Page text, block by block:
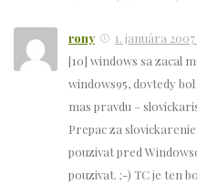
rony
1. januára 2007
[10] windows sa zacal
windows95, dovtedy
mas pravdu –
Prepac za
pouzivat pred
pouzivat. ;-) TC je ten